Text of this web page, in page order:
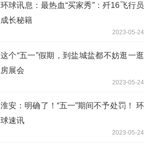
环球讯息：最热血“买家秀”：歼16飞行员
成长秘籍
2023-05-24
这个“五一”假期，到盐城盐都不妨逛一逛
房展会
2023-05-24
淮安：明确了！“五一”期间不予处罚！ 环
球速讯
2023-05-24